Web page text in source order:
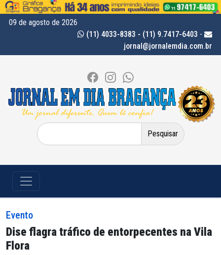
09 de agosto de 2026
(11) 4033-8383 - (11) 9.7417-6403 -
jornal@jornalemdia.com.br
Pesquisar
por:
Evento
Dise flagra tráfico de entorpecentes na Vila
Flora